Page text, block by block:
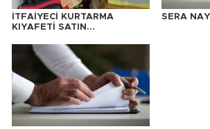
İTFAİYECİ KURTARMA
KIYAFETİ SATIN
SERA